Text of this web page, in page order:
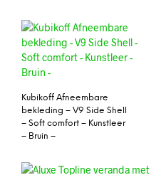
Kubikoff Afneembare
bekleding – V9 Side Shell
– Soft comfort – Kunstleer
– Bruin –